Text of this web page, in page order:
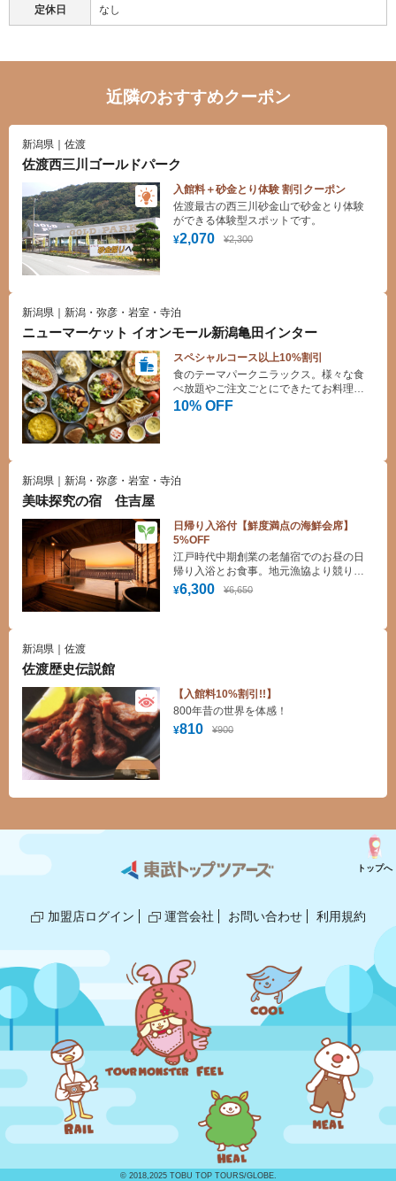
定休日 なし
近隣のおすすめクーポン
新潟県｜佐渡
佐渡西三川ゴールドパーク
入館料＋砂金とり体験 割引クーポン
¥2,070 ¥2,300
佐渡最古の西三川砂金山で砂金とり体験
ができる体験型スポットです。
新潟県｜新潟・弥彦・岩室・寺泊
ニューマーケット イオンモール新潟亀田インター
スペシャルコース以上10%割引
10% OFF
食のテーマパークニラックス。様々な食
べ放題やご注文ごとにできたてお料理を
提供するバイキングレストランです。デ
新潟県｜新潟・弥彦・岩室・寺泊
美味探究の宿 住吉屋
日帰り入浴付【鮮度満点の海鮮会席】
5%OFF
¥6,300 ¥6,650
江戸時代中期創業の老舗宿でのお昼の日
帰り入浴とお食事。地元漁協より競りで
仕入れた鮮度抜群の海鮮をお召し上がり
いただけます。露天風呂では湯船に浸か
新潟県｜佐渡
佐渡歴史伝説館
【入館料10%割引!!】
¥810 ¥900
800年昔の世界を体感！
加盟店ログイン 運営会社 お問い合わせ 利用規約
トップへ
© 2018,2025 TOBU TOP TOURS/GLOBE.